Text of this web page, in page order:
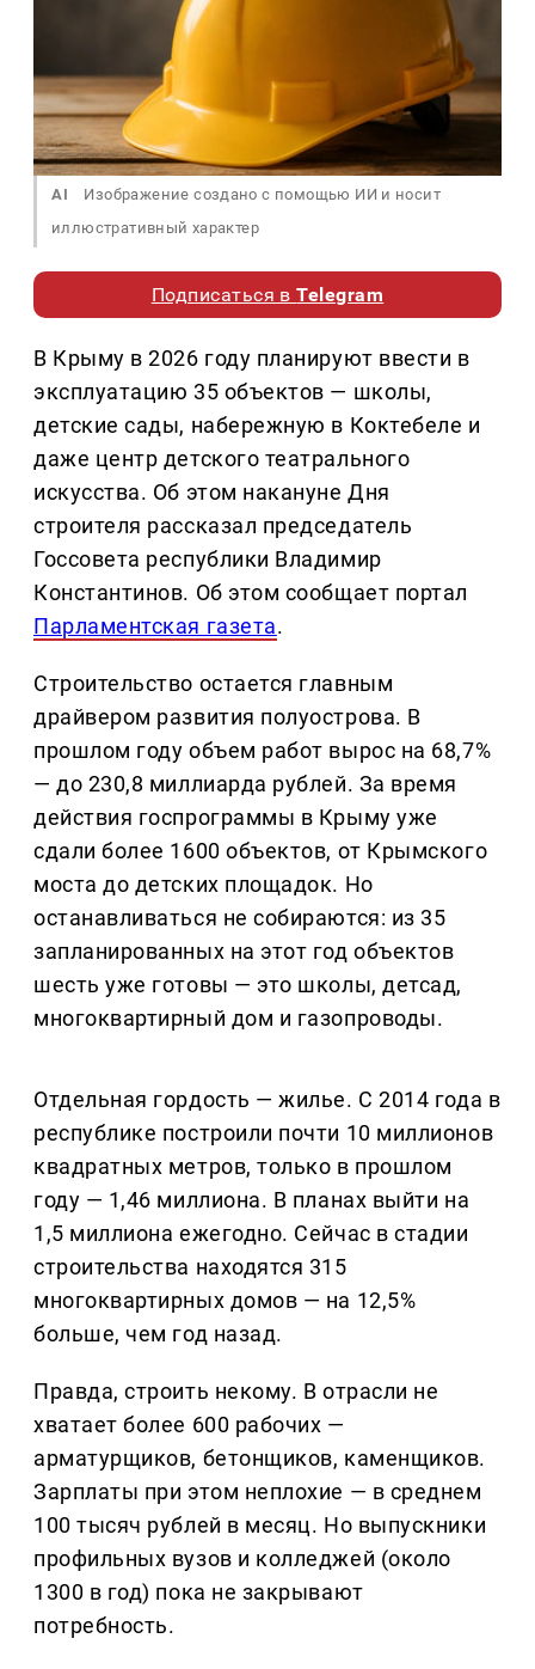
AI
Изображение создано с помощью ИИ и носит
иллюстративный характер
Подписаться вTelegram
В Крыму в 2026 году планируют ввести в
эксплуатацию 35 объектов — школы,
детские сады, набережную в Коктебеле и
даже центр детского театрального
искусства. Об этом накануне Дня
строителя рассказал председатель
Госсовета республики Владимир
Константинов. Об этом сообщает портал
Парламентская газета.
Строительство остается главным
драйвером развития полуострова. В
прошлом году объем работ вырос на 68,7%
— до 230,8 миллиарда рублей. За время
действия госпрограммы в Крыму уже
сдали более 1600 объектов, от Крымского
моста до детских площадок. Но
останавливаться не собираются: из 35
запланированных на этот год объектов
шесть уже готовы — это школы, детсад,
многоквартирный дом и газопроводы.
Отдельная гордость — жилье. С 2014 года в
республике построили почти 10 миллионов
квадратных метров, только в прошлом
году — 1,46 миллиона. В планах выйти на
1,5 миллиона ежегодно. Сейчас в стадии
строительства находятся 315
многоквартирных домов — на 12,5%
больше, чем год назад.
Правда, строить некому. В отрасли не
хватает более 600 рабочих —
арматурщиков, бетонщиков, каменщиков.
Зарплаты при этом неплохие — в среднем
100 тысяч рублей в месяц. Но выпускники
профильных вузов и колледжей (около
1300 в год) пока не закрывают
потребность.